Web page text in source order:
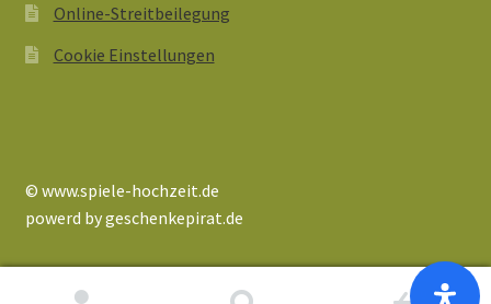
Online-Streitbeilegung
Cookie Einstellungen
© www.spiele-hochzeit.de
powerd by geschenkepirat.de